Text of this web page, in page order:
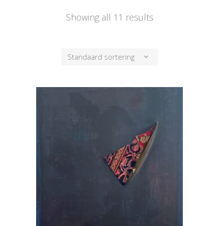
Showing all 11 results
Standaard sortering